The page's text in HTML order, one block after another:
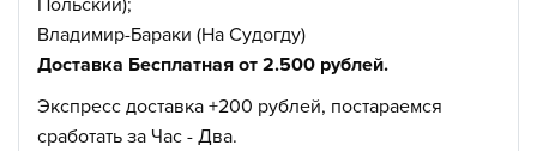
Польский);
Владимир-Бараки (На Судогду)
Доставка Бесплатная от 2.500 рублей.
Экспресс доставка +200 рублей, постараемся
сработать за Час - Два.